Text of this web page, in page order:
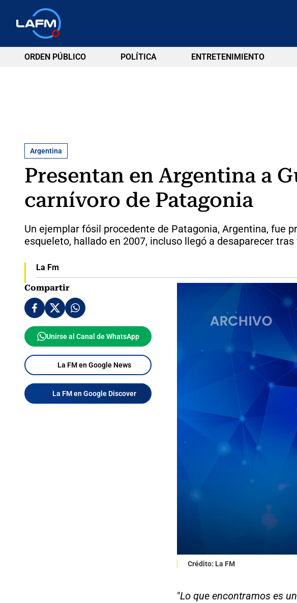
ORDEN PÚBLICO POLÍTICA ENTRETENIMIENTO
Argentina
Presentan en Argentina a
carnívoro de Patagonia
Un ejemplar fósil procedente de Patagonia, Argentina, fue
esqueleto, hallado en 2007, incluso llegó a desaparecer
La Fm
Compartir
Unirse al Canal de WhatsApp
La FM en Google News
La FM en Google Discover
Crédito: La FM
"Lo que encontramos es